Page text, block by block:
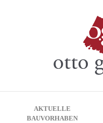
AKTUELLE
BAUVORHABEN